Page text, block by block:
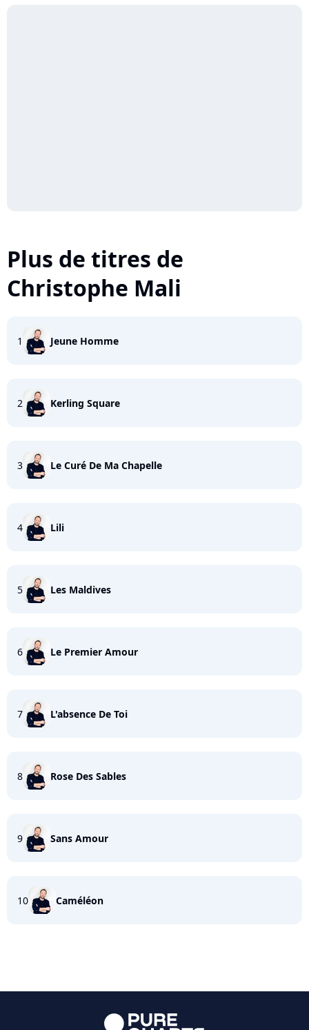
Plus de titres de
Christophe Mali
1 Jeune Homme
2 Kerling Square
3 Le Curé De Ma Chapelle
4 Lili
5 Les Maldives
6 Le Premier Amour
7 L'absence De Toi
8 Rose Des Sables
9 Sans Amour
10 Caméléon